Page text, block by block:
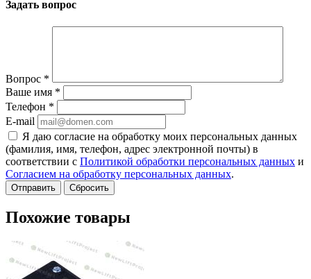
Задать вопрос
Вопрос *
Ваше имя *
Телефон *
E-mail
Я даю согласие на обработку моих персональных данных
(фамилия, имя, телефон, адрес электронной почты) в
соответствии с Политикой обработки персональных данных и
Согласием на обработку персональных данных.
Сбросить
Похожие товары